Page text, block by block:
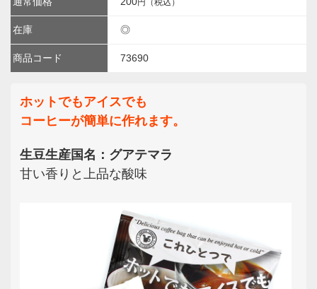
在庫 ◎
商品コード 73690
ホットでもアイスでも
コーヒーが簡単に作れます。
生豆生産国名：グアテマラ
甘い香りと上品な酸味